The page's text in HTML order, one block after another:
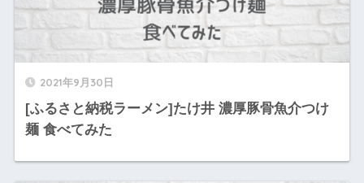
2021年9月30日
[ふるさと納税ラーメン]たけ井 濃厚豚骨魚介つけ
麺 食べてみた